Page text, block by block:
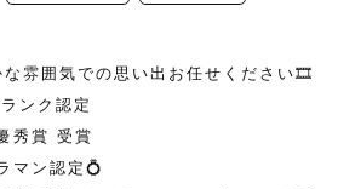
な雰囲気での思い出お任せください🎞️
ンク認定
秀賞 受賞
マン認定💍